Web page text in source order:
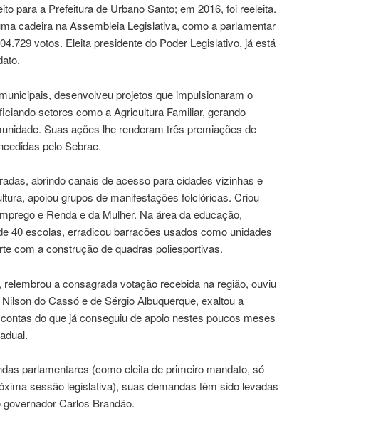
para a Prefeitura de Urbano Santo; em 2016, foi reeleita.
cadeira na Assembleia Legislativa, como a parlamentar
votos. Eleita presidente do Poder Legislativo, já está
desenvolveu projetos que impulsionaram o
setores como a Agricultura Familiar, gerando
Suas ações lhe renderam três premiações de
pelo Sebrae.
abrindo canais de acesso para cidades vizinhas e
apoiou grupos de manifestações folclóricas. Criou
e Renda e da Mulher. Na área da educação,
40 escolas, erradicou barracões usados como unidades
com a construção de quadras poliesportivas.
a consagrada votação recebida na região, ouviu
do Cassó e de Sérgio Albuquerque, exaltou a
do que já conseguiu de apoio nestes poucos meses
parlamentares (como eleita de primeiro mandato, só
sessão legislativa), suas demandas têm sido levadas
Carlos Brandão.